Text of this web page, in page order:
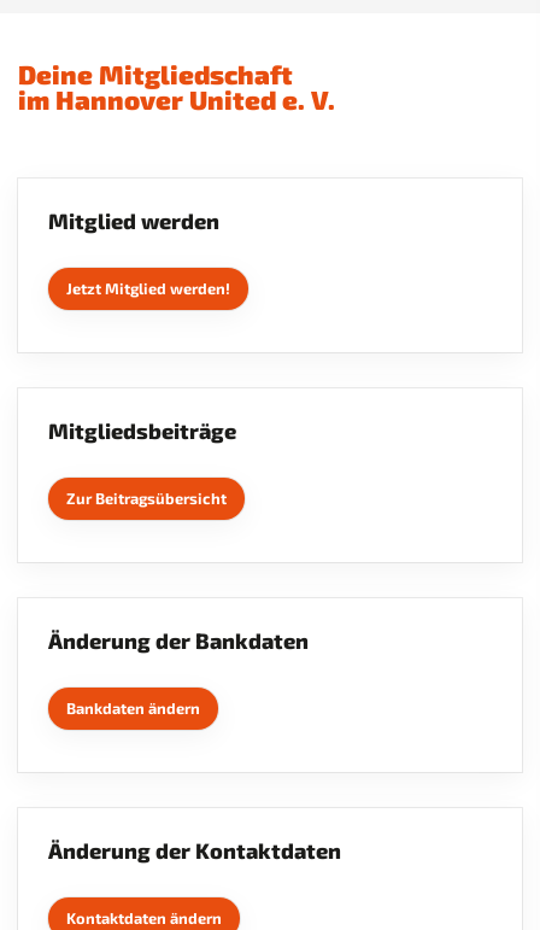
Deine Mitgliedschaft
im Hannover United e. V.
Mitglied werden
Jetzt Mitglied werden!
Mitgliedsbeiträge
Zur Beitragsübersicht
Änderung der Bankdaten
Bankdaten ändern
Änderung der Kontaktdaten
Kontaktdaten ändern
Satzung
Beitragsordnung
Deine Mitgliedschaft
Mitglied werden
Info zu Mitgliedsbeiträgen
Änderung der Kontaktdaten
Aktivitäten